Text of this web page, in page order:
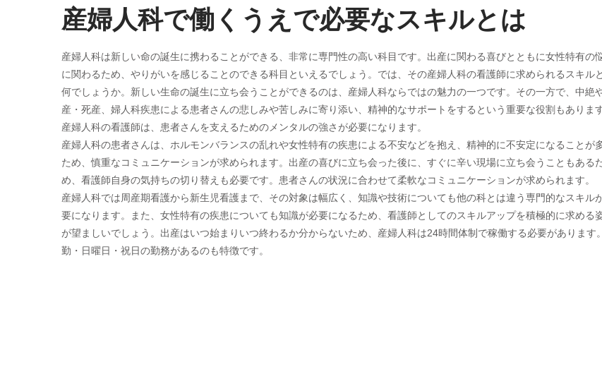
産婦人科で働くうえで必要なスキルとは
産婦人科は新しい命の誕生に携わることができる、非常に専門性の高い科目です。出産に関わる喜びとともに女性特有の
に関わるため、やりがいを感じることのできる科目といえるでしょう。では、その産婦人科の看護師に求められるスキル
何でしょうか。新しい生命の誕生に立ち会うことができるのは、産婦人科ならではの魅力の一つです。その一方で、中絶
産・死産、婦人科疾患による患者さんの悲しみや苦しみに寄り添い、精神的なサポートをするという重要な役割もあります
産婦人科の看護師は、患者さんを支えるためのメンタルの強さが必要になります。
産婦人科の患者さんは、ホルモンバランスの乱れや女性特有の疾患による不安などを抱え、精神的に不安定になることが
ため、慎重なコミュニケーションが求められます。出産の喜びに立ち会った後に、すぐに辛い現場に立ち会うこともある
め、看護師自身の気持ちの切り替えも必要です。患者さんの状況に合わせて柔軟なコミュニケーションが求められます。
産婦人科では周産期看護から新生児看護まで、その対象は幅広く、知識や技術についても他の科とは違う専門的なスキル
要になります。また、女性特有の疾患についても知識が必要になるため、看護師としてのスキルアップを積極的に求める
が望ましいでしょう。出産はいつ始まりいつ終わるか分からないため、産婦人科は24時間体制で稼働する必要があります
勤・日曜日・祝日の勤務があるのも特徴です。